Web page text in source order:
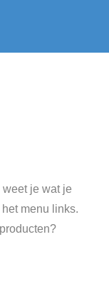
je wat je
menu links.